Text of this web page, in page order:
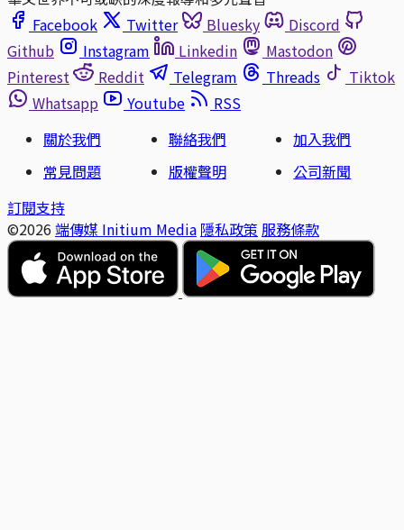
Facebook
Twitter Bluesky
Discord
Github
Instagram Linkedin
Mastodon
Pinterest
Reddit Telegram Threads
Tiktok
Whatsapp
Youtube
RSS
關於我們
聯絡我們
加入我們
常見問題
版權聲明
公司新聞
訂閱支持
©2026 端傳媒 Initium Media 隱私政策 服務條款